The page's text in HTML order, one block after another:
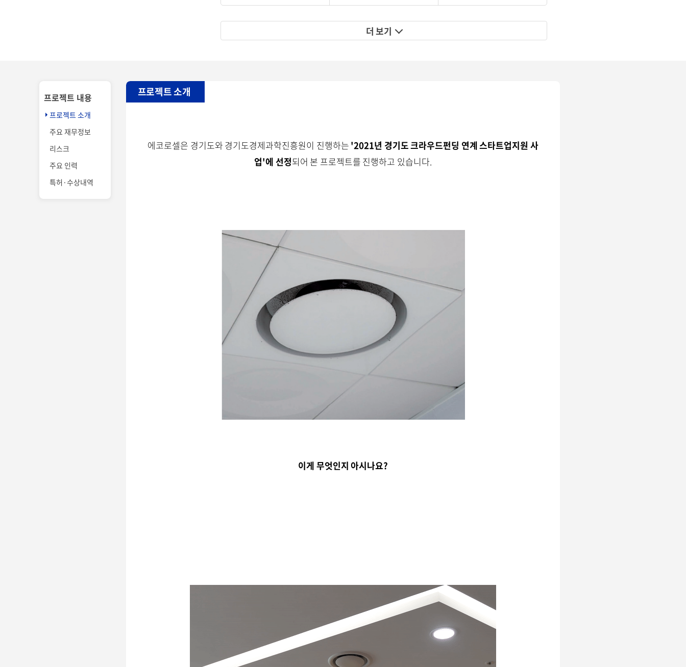
더 보기
프로젝트 내용
프로젝트 소개
주요 재무정보
리스크
주요 인력
특허·수상내역
프로젝트 소개
에코로셀은 경기도와 경기도경제과학진흥원이 진행하는 '2021년 경기도 크라우드펀딩 연계 스타트업지원 사
업'에 선정되어 본 프로젝트를 진행하고 있습니다.
이게 무엇인지 아시나요?